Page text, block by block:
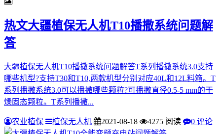
热文大疆植保无人机T10播撒系统问题解
答
大疆植保无人机T10播撒系统问题解答T系列播撒系统3.0支持
哪些机型?支持T30和T10,两款机型分别对应40L和12L料箱。T
系列播撒系统3.0可以播撒哪些颗粒?可播撒直径0.5-5 mm的干
燥固态颗粒。T系列播撒...
农业植保 植保无人机 2021-08-18 4275 阅读 0 评论